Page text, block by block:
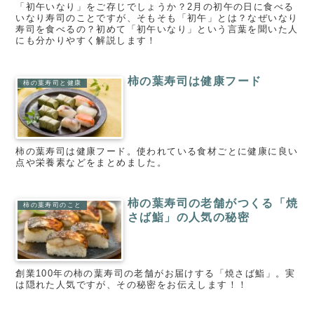
「初午いなり」をご存じでしょうか？2月の初午の日に食べる
いなり寿司のことですが、そもそも「初午」とは？なぜいなり
寿司を食べるの？初めて「初午いなり」という言葉を聞いた人
にも分かりやすく解説します！
柿の葉寿司と健康 柿の葉寿司は健康フード
柿の葉寿司は健康フード。使われている食材ごとに健康に良い
点や栄養素などをまとめました。
柿の葉寿司のこと
柿の葉寿司の老舗がつくる「焼
さば鮨」の人気の秘密
創業100年の柿の葉寿司の老舗がお届けする「焼さば鮨」。実
は隠れた人気ですが、その秘密をお伝えします！！